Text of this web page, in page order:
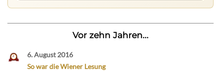
Vor zehn Jahren...
6. August 2016
So war die Wiener Lesung